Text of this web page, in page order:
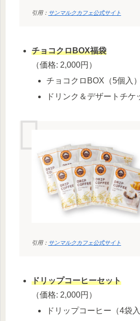
引用： サンマルクカフェ公式サイト
チョコクロBOX福袋
（価格: 2,000円）
チョコクロBOX（5個入）
ドリンク＆デザートチケ
引用： サンマルクカフェ公式サイト
ドリップコーヒーセット
（価格: 2,000円）
ドリップコーヒー（4袋入